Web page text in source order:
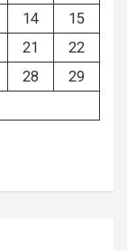
14
15
21
22
28
29